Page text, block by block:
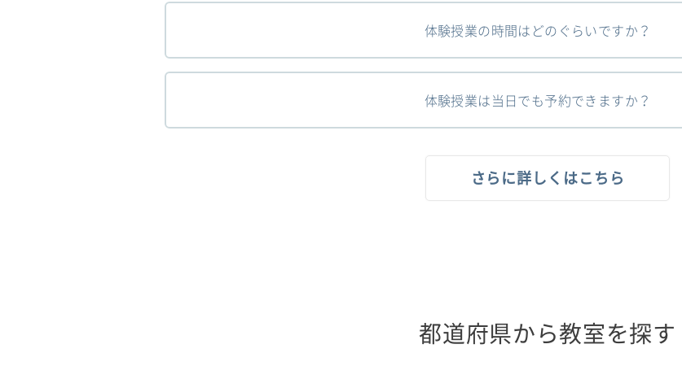
体験授業の時間はどのぐらいですか？
体験授業は当日でも予約できますか？
さらに詳しくはこちら
都道府県から教室を探す